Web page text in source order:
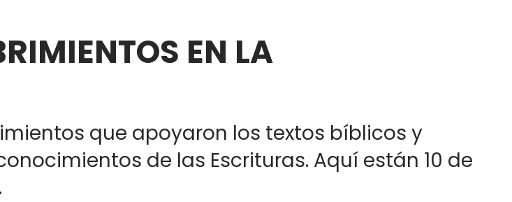
EN LA
que apoyaron los textos bíblicos y
de las Escrituras. Aquí están 10 de